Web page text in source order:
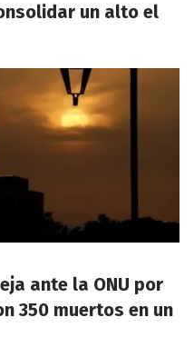
un alto el
ante la ONU por
350 muertos en un